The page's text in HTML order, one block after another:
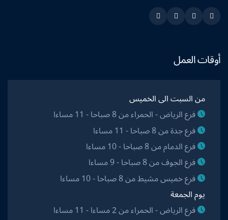
Snapchat
Twitter
Linkedin
Instagram
أوقات العمل
من السبت الى الخميس
فرع الرياض - الحمراء من 8 صباحا - 11 مساءا
فرع جدة من 8 صباحا - 11 مساءا
فرع الدمام من 8 صباحا - 10 مساءا
فرع الجوف من 8 صباحا - 9 مساءا
فرع خميس مشيط من 8 صباحا - 10 مساءا
يوم الجمعة
فرع الرياض - الحمراء من 2 مساءا - 11 مساءا